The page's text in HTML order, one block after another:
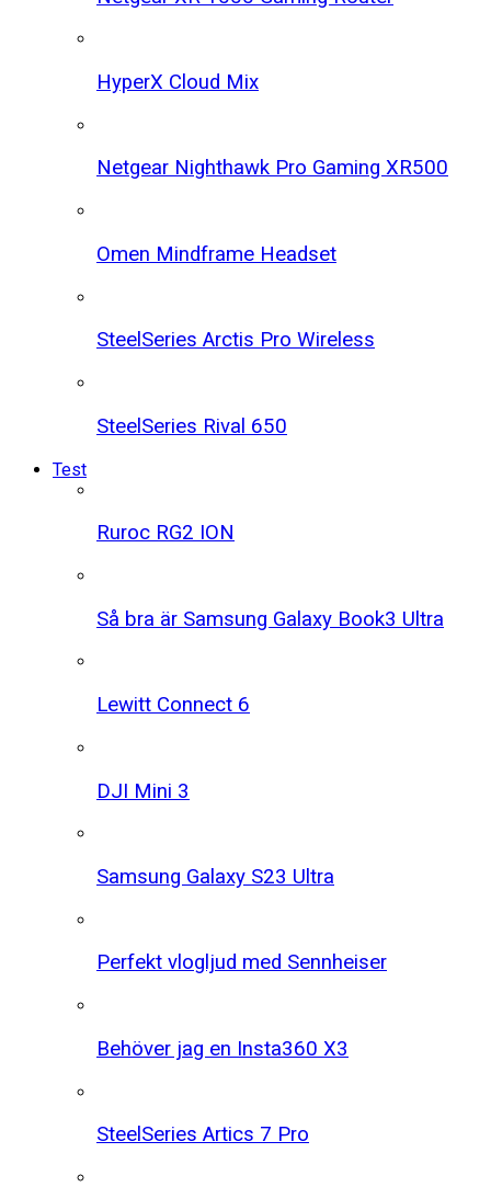
HyperX Cloud Mix
Netgear Nighthawk Pro Gaming XR500
Omen Mindframe Headset
SteelSeries Arctis Pro Wireless
SteelSeries Rival 650
Test
Ruroc RG2 ION
Så bra är Samsung Galaxy Book3 Ultra
Lewitt Connect 6
DJI Mini 3
Samsung Galaxy S23 Ultra
Perfekt vlogljud med Sennheiser
Behöver jag en Insta360 X3
SteelSeries Artics 7 Pro